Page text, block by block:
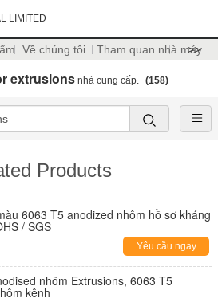
LIMITED
Về chúng tôi Tham quan nhà máy
>>
extrusions nhà cung cấp. (158)
Products
6063 T5 anodized nhôm hồ sơ kháng
/ SGS
Yêu cầu ngay
nhôm Extrusions, 6063 T5
kênh